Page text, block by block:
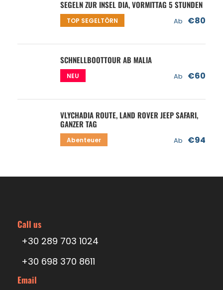
SEGELN ZUR INSEL DIA, VORMITTAG 5 STUNDEN
TOP SEGELTÖRN Ab €80
SCHNELLBOOTTOUR AB MALIA
NEU Ab €60
VLYCHADIA ROUTE, LAND ROVER JEEP SAFARI,
GANZER TAG
Abenteuer Ab €94
Call us
+30 289 703 1024
+30 698 370 8611
Email